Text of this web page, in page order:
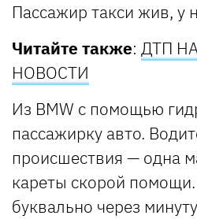
Пассажир такси жив, у
Читайте также: ДТП
НОВОСТИ
Из BMW с помощью
пассажирку авто.
происшествия — одна
кареты скорой
буквально через